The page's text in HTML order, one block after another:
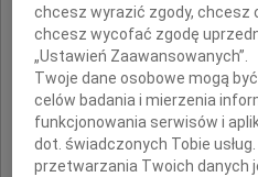
Z
chcesz wyrazić zgody, chcesz
chcesz wycofać zgodę
„Ustawień Zaawansowanych”.
Twoje dane osobowe mogą
celów badania i mierzenia
funkcjonowania serwisów i
dot. świadczonych Tobie
przetwarzania Twoich danych